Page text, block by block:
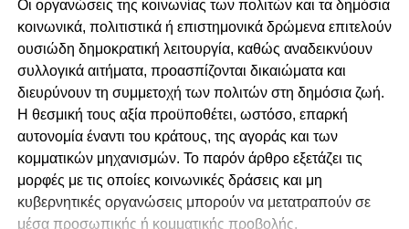
Οι οργανώσεις της κοινωνίας των πολιτών και τα δημόσια
κοινωνικά, πολιτιστικά ή επιστημονικά δρώμενα επιτελούν
ουσιώδη δημοκρατική λειτουργία, καθώς αναδεικνύουν
συλλογικά αιτήματα, προασπίζονται δικαιώματα και
διευρύνουν τη συμμετοχή των πολιτών στη δημόσια ζωή.
Η θεσμική τους αξία προϋποθέτει, ωστόσο, επαρκή
αυτονομία έναντι του κράτους, της αγοράς και των
κομματικών μηχανισμών. Το παρόν άρθρο εξετάζει τις
μορφές με τις οποίες κοινωνικές δράσεις και μη
κυβερνητικές οργανώσεις μπορούν να μετατραπούν σε
μέσα προσωπικής ή κομματικής προβολής.